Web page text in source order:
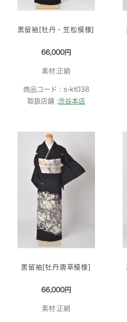
黒留袖[牡丹・笠松模様]
66,000円
素材:正絹
商品コード : s-kt038
取扱店舗 :渋谷本店
黒留袖[牡丹唐草模様]
66,000円
素材:正絹